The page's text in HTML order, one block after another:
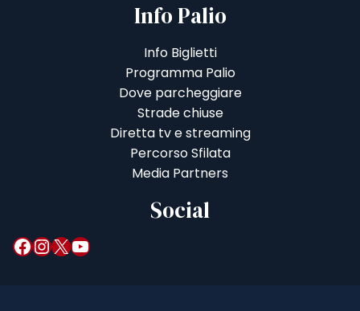
Info Palio
Info Biglietti
Programma Palio
Dove parcheggiare
Strade chiuse
Diretta tv e streaming
Percorso Sfilata
Media Partners
Social
Facebook InstagramX YouTube